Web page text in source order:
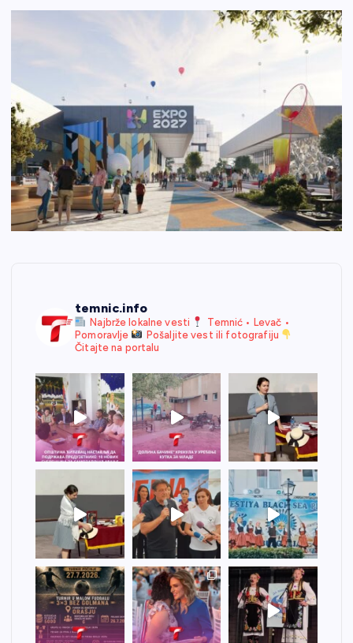
temnic.info
Najbrže lokalne vesti
Temnić • Levač •
Pomoravlje
Pošaljite vest ili fotografiju
Čitajte na portalu